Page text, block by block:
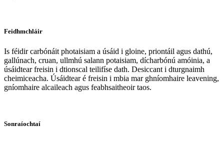
Feidhmchláir
Is féidir carbónáit photaisiam a úsáid i gloine, priontáil agus dathú,
gallúnach, cruan, ullmhú salann potaisiam, dícharbónú amóinia, a
úsáidtear freisin i dtionscal teilifíse dath. Desiccant i dturgnaimh
cheimiceacha. Úsáidtear é freisin i mbia mar ghníomhaire leavening,
gníomhaire alcaileach agus feabhsaitheoir taos.
Sonraíochtaí